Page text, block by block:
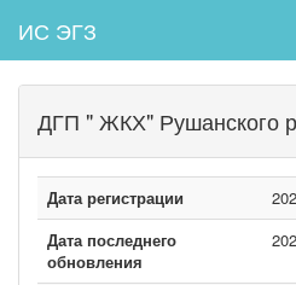
ИС ЭГЗ
ДГП " ЖКХ" Рушанского
Дата регистрации
Дата последнего
обновления